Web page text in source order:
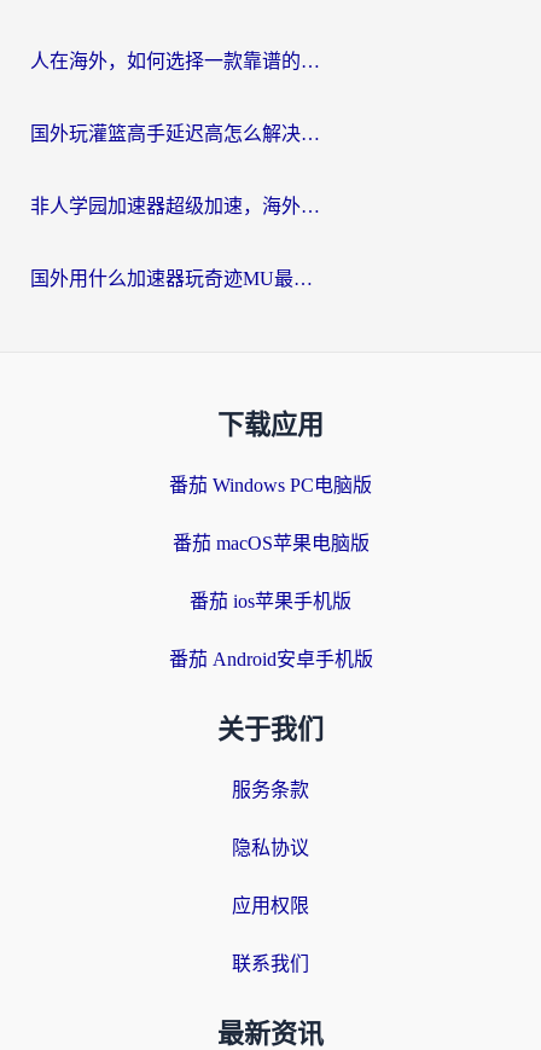
人在海外，如何选择一款靠谱的玩剑灵2加速器？
国外玩灌篮高手延迟高怎么解决？海外玩家国服游戏加速终极指南
非人学园加速器超级加速，海外玩家重返国服的通行证
国外用什么加速器玩奇迹MU最好？2026海外玩家国服游戏加速全攻略
下载应用
番茄 Windows PC电脑版
番茄 macOS苹果电脑版
番茄 ios苹果手机版
番茄 Android安卓手机版
关于我们
服务条款
隐私协议
应用权限
联系我们
最新资讯